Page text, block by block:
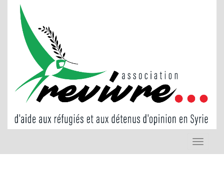
t